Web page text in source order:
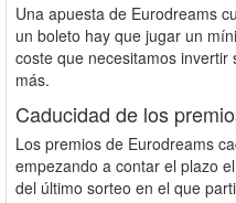
Una apuesta de Eurodreams
un boleto hay que jugar un
coste que necesitamos invertir
más.
Caducidad de los
Los premios de Eurodreams
empezando a contar el plazo
del último sorteo en el que